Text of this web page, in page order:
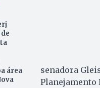
área
senadora
Planejamento